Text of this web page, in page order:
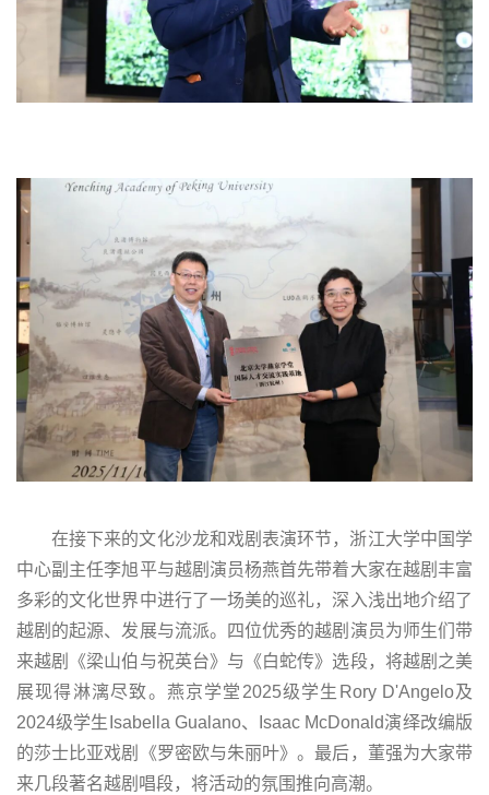
在接下来的文化沙龙和戏剧表演环节，浙江大学中国学
中心副主任李旭平与越剧演员杨燕首先带着大家在越剧丰富
多彩的文化世界中进行了一场美的巡礼，深入浅出地介绍了
越剧的起源、发展与流派。四位优秀的越剧演员为师生们带
来越剧《梁山伯与祝英台》与《白蛇传》选段，将越剧之美
展现得淋漓尽致。燕京学堂2025级学生Rory D'Angelo及
2024级学生Isabella Gualano、Isaac McDonald演绎改编版
的莎士比亚戏剧《罗密欧与朱丽叶》。最后，董强为大家带
来几段著名越剧唱段，将活动的氛围推向高潮。